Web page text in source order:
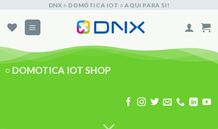
content
DNX ○ DOMÓTICA IOT ○ AQUI PARA SI!
○ DOMOTICA IOT SHOP